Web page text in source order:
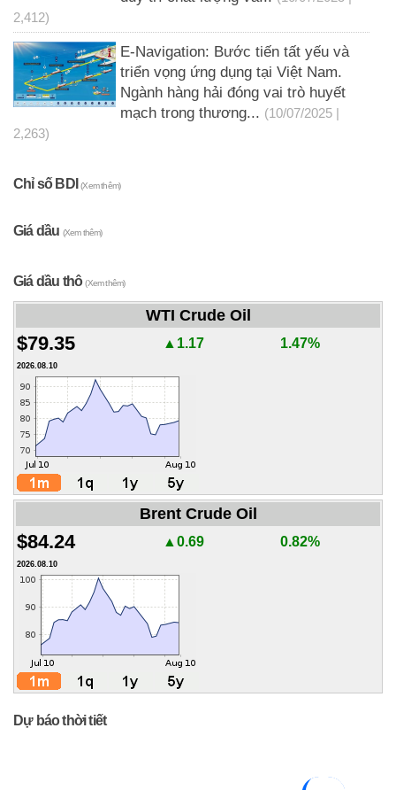
2,412)
E-Navigation: Bước tiến tất yếu và
triển vọng ứng dụng tại Việt Nam.
Ngành hàng hải đóng vai trò huyết
mạch trong thương... (10/07/2025 |
2,263)
Chỉ số BDI(Xem thêm)
Giá dầu (Xem thêm)
Giá dầu thô(Xem thêm)
WTI Crude Oil
$79.35 ▲1.17 1.47%
2026.08.10
Brent Crude Oil
$84.24 ▲0.69 0.82%
2026.08.10
Dự báo thời tiết